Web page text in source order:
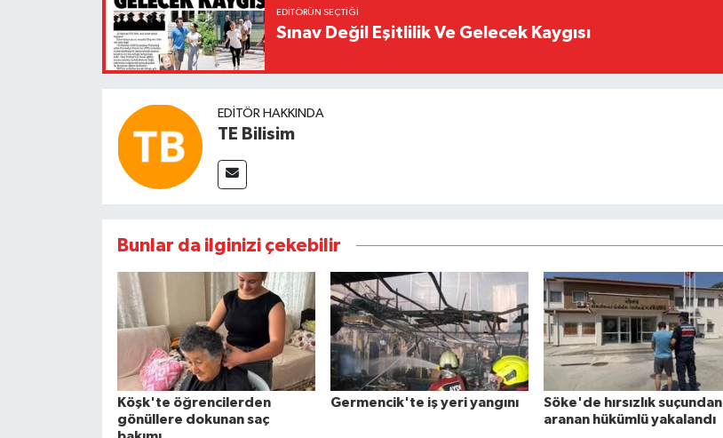
EDITÖRÜN SEÇTIĞI
Sınav Değil Eşitlilik Ve Gelecek Kaygısı
EDITÖR HAKKINDA
TE Bilisim
Bunlar da ilginizi çekebilir
Köşk'te öğrencilerden
gönüllere dokunan saç
Germencik'te iş yeri yangını
Söke'de hırsızlık suçundan
aranan hükümlü yakalandı